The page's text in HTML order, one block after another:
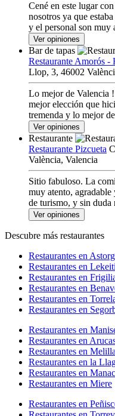
Cené en este lugar
nosotros ya que
y el personal son muy
Ver opiniones
Bar de tapas
Restaurante Amorós
Llop, 3, 46002
Lo mejor de Valencia
mejor elección que
tremenda y lo mejor
Ver opiniones
Restaurante
Restaurante Pizcueta
València, Valencia
Sitio fabuloso. La
muy atento, agradable
de turismo, y sin duda
Ver opiniones
Descubre más restaurantes
Restaurantes en
Restaurantes en
Restaurantes en
Restaurantes en
Restaurantes en
Restaurantes en
Restaurantes en
Restaurantes en
Restaurantes en Melilla
Restaurantes en la
Restaurantes en
Restaurantes en Miere
Restaurantes en